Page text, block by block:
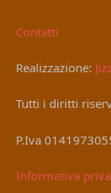
Contatti
Realizzazione:
Tutti i diritti
P.Iva
Informativa